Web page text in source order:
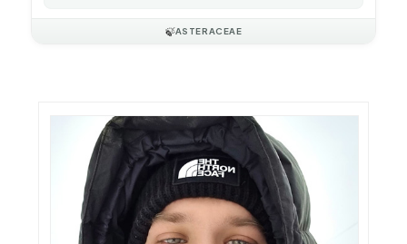
🍃ASTERACEAE